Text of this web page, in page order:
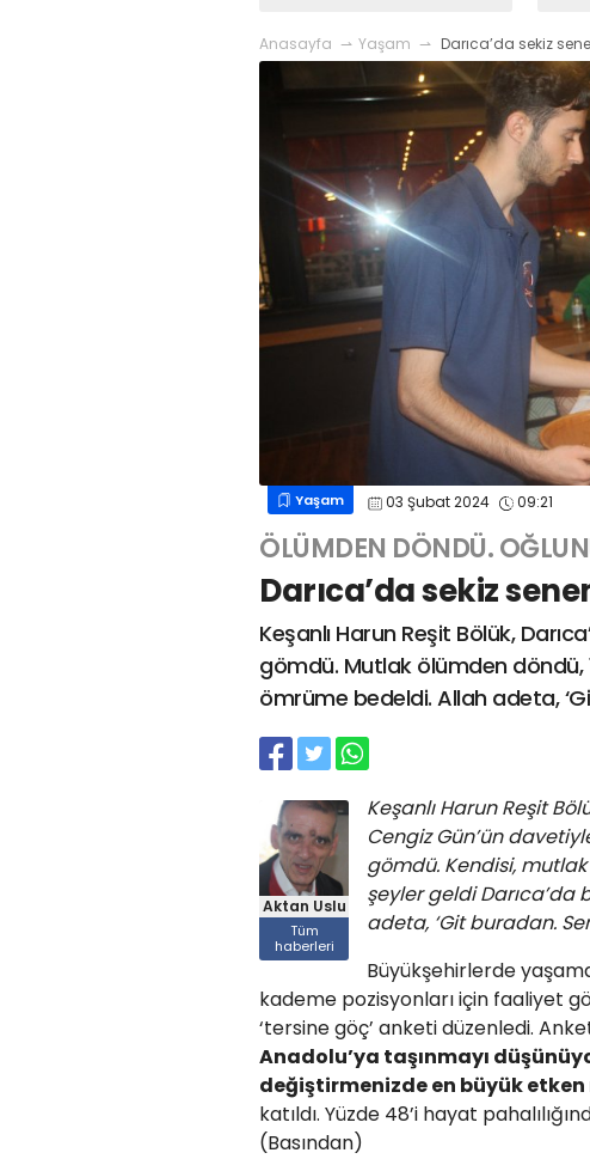
Anasayfa Yaşam Darıca’da sekiz
Yaşam 03 Şubat 2024 09:21
ÖLÜMDEN DÖNDÜ.
Darıca’da sekiz
Keşanlı Harun Reşit Bölük,
gömdü. Mutlak ölümden döndü,
ömrüme bedeldi. Allah adeta,
Aktan Uslu
Tüm
haberleri
Keşanlı Harun Reşit
Cengiz Gün’ün
gömdü. Kendisi, mutlak
şeyler geldi Darıca’da
adeta, ‘Git buradan.
Büyükşehirlerde
kademe pozisyonları için faaliyet
‘tersine göç’ anketi düzenledi.
Anadolu’ya taşınmayı
değiştirmenizde en büyük etken
katıldı. Yüzde 48’i hayat
(Basından)